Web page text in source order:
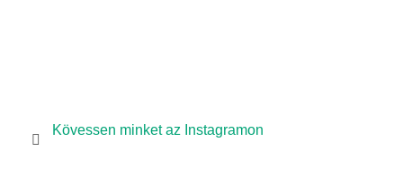
Kövessen minket az Instagramon